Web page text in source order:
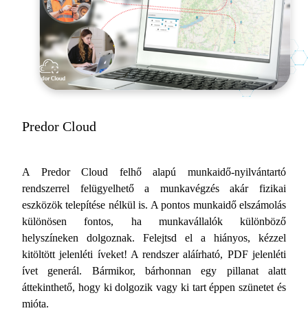
Predor Cloud
A Predor Cloud felhő alapú munkaidő-nyilvántartó
rendszerrel felügyelhető a munkavégzés akár fizikai
eszközök telepítése nélkül is. A pontos munkaidő elszámolás
különösen fontos, ha munkavállalók különböző
helyszíneken dolgoznak. Felejtsd el a hiányos, kézzel
kitöltött jelenléti íveket! A rendszer aláírható, PDF jelenléti
ívet generál. Bármikor, bárhonnan egy pillanat alatt
áttekinthető, hogy ki dolgozik vagy ki tart éppen szünetet és
mióta.